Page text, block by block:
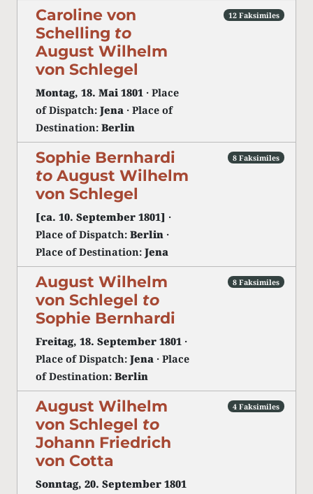
Caroline von
Schelling to
August Wilhelm
von Schlegel
Montag, 18. Mai 1801 · Place
of Dispatch: Jena · Place of
Destination: Berlin
12 Faksimiles
Sophie Bernhardi
to August Wilhelm
von Schlegel
[ca. 10. September 1801] ·
Place of Dispatch: Berlin ·
Place of Destination: Jena
8 Faksimiles
August Wilhelm
von Schlegel to
Sophie Bernhardi
Freitag, 18. September 1801 ·
Place of Dispatch: Jena · Place
of Destination: Berlin
8 Faksimiles
August Wilhelm
von Schlegel to
Johann Friedrich
von Cotta
Sonntag, 20. September 1801
4 Faksimiles